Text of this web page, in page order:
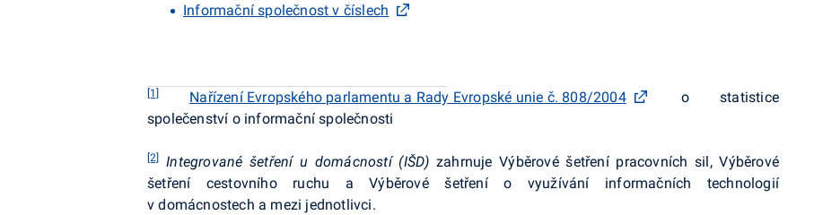
Informační společnost v číslech
[1] Nařízení Evropského parlamentu a Rady Evropské unie č. 808/2004
o statistice
společenství o informační společnosti
[2] Integrované šetření u domácností(IŠD) zahrnuje Výběrové šetření pracovních sil, Výběrové
šetření cestovního ruchu a Výběrové šetření o využívání informačních technologií
v domácnostech a mezi jednotlivci.